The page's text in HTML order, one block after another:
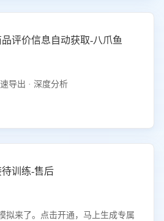
评价信息自动获取-八爪鱼
导出 · 深度分析
训练-售后
拟来了。点击开通，马上生成专属